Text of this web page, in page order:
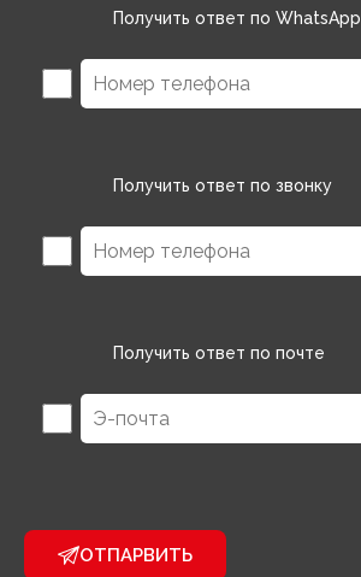
Получить ответ по WhatsApp
Получить ответ по звонку
Получить ответ по почте
ОТПАРВИТЬ